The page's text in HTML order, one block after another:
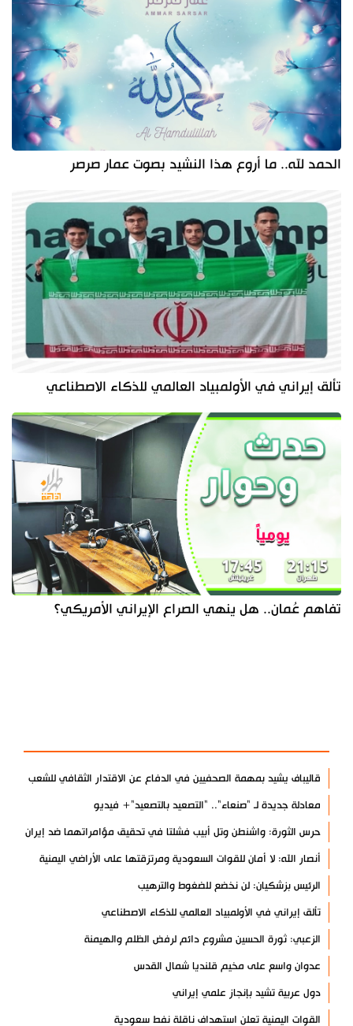
الحمد لله.. ما أروع هذا النشيد بصوت عمار صرصر
تألق إيراني في الأولمبياد العالمي للذكاء الاصطناعي
تفاهم عُمان.. هل ينهي الصراع الإيراني الأمريكي؟
قاليباف يشيد بمهمة الصحفيين في الدفاع عن الاقتدار الثقافي للشعب
معادلة جديدة لـ "صنعاء".. "التصعيد بالتصعيد"+ فيديو
حرس الثورة: واشنطن وتل أبيب فشلتا في تحقيق مؤامراتهما ضد إيران
أنصار الله: لا أمان للقوات السعودية ومرتزقتها على الأراضي اليمنية
الرئيس بزشكيان: لن نخضع للضغوط والترهيب
تألق إيراني في الأولمبياد العالمي للذكاء الاصطناعي
الزعبي: ثورة الحسين مشروع دائم لرفض الظلم والهيمنة
عدوان واسع على مخيم قلنديا شمال القدس
دول عربية تشيد بإنجاز علمي إيراني
القوات اليمنية تعلن استهداف ناقلة نفط سعودية